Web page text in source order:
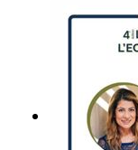
Marine
Europe et
Canal+ et
Brotte,
William
prise de